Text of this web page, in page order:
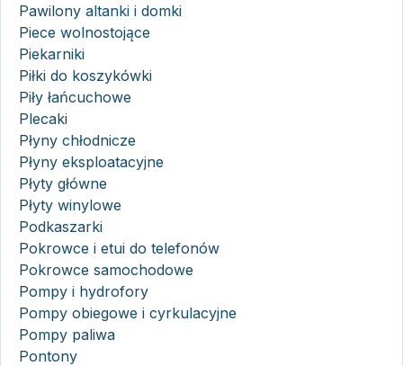
Pawilony altanki i domki
Piece wolnostojące
Piekarniki
Piłki do koszykówki
Piły łańcuchowe
Plecaki
Płyny chłodnicze
Płyny eksploatacyjne
Płyty główne
Płyty winylowe
Podkaszarki
Pokrowce i etui do telefonów
Pokrowce samochodowe
Pompy i hydrofory
Pompy obiegowe i cyrkulacyjne
Pompy paliwa
Pontony